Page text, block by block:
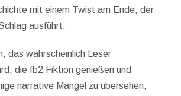
mit einem Twist am Ende, der
ausführt.
das wahrscheinlich Leser
die fb2 Fiktion genießen und
narrative Mängel zu übersehen,